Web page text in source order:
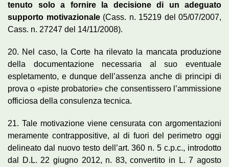
tenuto solo a fornire la decisione di un adeguato
supporto motivazionale(Cass. n. 15219 del 05/07/2007,
Cass. n. 27247 del 14/11/2008).
20. Nel caso, la Corte ha rilevato la mancata produzione
della documentazione necessaria al suo eventuale
espletamento, e dunque dell’assenza anche di principi di
prova o «piste probatorie» che consentissero l’ammissione
officiosa della consulenza tecnica.
21. Tale motivazione viene censurata con argomentazioni
meramente contrappositive, al di fuori del perimetro oggi
delineato dal nuovo testo dell’art. 360 n. 5 c.p.c., introdotto
dal D.L. 22 giugno 2012, n. 83, convertito in L. 7 agosto